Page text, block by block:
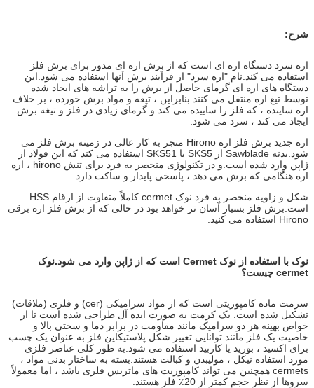
شرح:
اره سرد دستگاه اره ای است که از برش اره ای مدور برای برش فلز
استفاده می کند.نام "اره سرد" از فرآیند برش آنها استفاده می شود.این
دستگاه های اره ای گرمای حاصل از برش را به تراشه های ایجاد شده
توسط تیغ اره منتقل می کنند.بنابراین ، تیغه و مواد برش خورده ، بر خلاف
اره ساینده ، که فلز را ساییده می کند و گرمای زیادی در فلز و تیغه برش
ایجاد می کند ، سرد می شود.
اره جدید برش فلز اره Hirono منجر به کار عالی در زمینه برش فلز می
شود.بدنه Sawblade از SKS5 یا SKS51 استفاده می کند که این فولاد از
ژاپن وارد شده است.و در تکنولوژی منحصر به فرد برای تنش hirono ، اره
اره هنگامی که برش می دهد ، پاسخی پایدار و ساکت دارد.
شکل و زاویه منحصر به فرد نوک cermet کاملاً متفاوت از ارقام HSS
است.برش فلز بسیار آسان تر خواهد بود در حالی که از برش فلز اره برقی
Hirono استفاده می کنید.
نوک با استفاده از نوک Cermet است که از ژاپن وارد می شود.نوک
cermet چیست؟
سرمت ماده کامپوزیتی است که از مواد سرامیکی (cer) و فلزی (ملاقات)
تشکیل شده است. یک کرمت به صورت ایده آل طراحی شده است تا از
خواص بهینه هر دو سرامیک مانند مقاومت در برابر دما و سختی بالا و
خاصیت یک فلز مانند توانایی تغییر شکل پلاستیکاین فلز به عنوان یک چسب
برای اکسید ، بورید یا کاربید استفاده می شود.به طور کلی عناصر فلزی
مورد استفاده نیکل ، مولیبدن و کبالت هستند.بسته به ساختار بدنی مواد ،
cermets همچنین می تواند کامپوزیت های ماتریس فلزی باشد ، اما معمولاً
سروها از نظر حجم کمتر از 20٪ فلز هستند.